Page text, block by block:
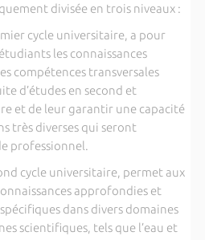
divisée en trois niveaux :
cycle universitaire, a pour
les connaissances
compétences transversales
d’études en second et
et de leur garantir une capacité
très diverses qui seront
professionnel.
cycle universitaire, permet aux
approfondies et
dans divers domaines
scientifiques, tels que l’eau et